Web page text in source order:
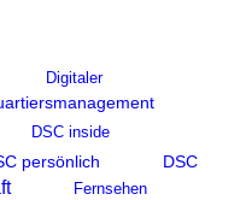
Digitaler
DSC inside
persönlich
DSC
Fernsehen